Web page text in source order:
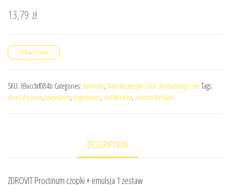
13,79 zł
Zobacz cenę
SKU: 69accfaf084b Categories: Aurovitas, Nutrikosmetyki i leki dermatologiczne Tags:
aloes do picia, majeranek, pigwowiec, rzodkiewka, zielona herbata
DESCRIPTION
ZDROVIT Proctinum czopki + emulsja 1 zestaw